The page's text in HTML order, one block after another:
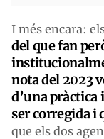
I més encara:
del que fan
nota del 2023
d’una
ser corregida i
que els dos